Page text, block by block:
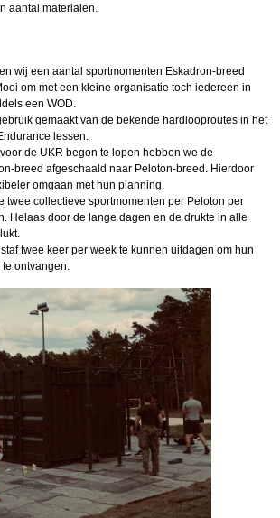
aantal materialen.
wij een aantal sportmomenten Eskadron-breed
om met een kleine organisatie toch iedereen in
een WOD.
gemaakt van de bekende hardlooproutes in het
lessen.
de UKR begon te lopen hebben we de
breed afgeschaald naar Peloton-breed. Hierdoor
omgaan met hun planning.
twee collectieve sportmomenten per Peloton per
Helaas door de lange dagen en de drukte in alle
twee keer per week te kunnen uitdagen om hun
ontvangen.